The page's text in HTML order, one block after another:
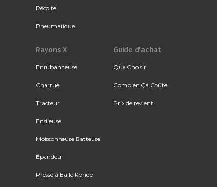
Récolte
Pneumatique
Rayons X
Enrubanneuse
Charrue
Tracteur
Ensileuse
Moissonneuse Batteuse
Épandeur
Presse à Balle Ronde
Guide d'achat
Que Choisir
Combien Ça Coûte
Prix de revient